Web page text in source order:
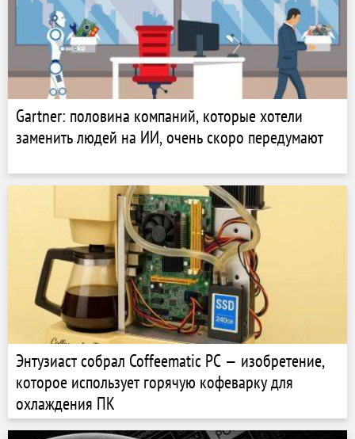
Gartner: половина компаний, которые хотели
заменить людей на ИИ, очень скоро передумают
Энтузиаст собрал Coffeematic PC — изобретение,
которое использует горячую кофеварку для
охлаждения ПК